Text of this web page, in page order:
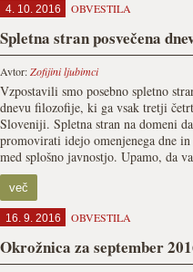
4. 10. 2016 OBVESTILA
Spletna stran posvečena
Avtor:Zofijini ljubimci
Vzpostavili smo posebno spletno
dnevu filozofije, ki ga vsak tretji
Sloveniji. Spletna stran na domeni
promovirati idejo omenjenega dne
med splošno javnostjo. Upamo, da
več
16. 9. 2016 OBVESTILA
Okrožnica za september